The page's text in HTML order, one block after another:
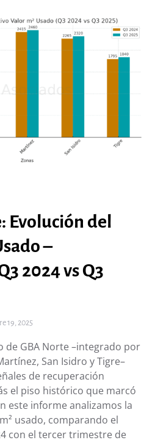
del
–
2024 vs Q3
19, 2025
GBA Norte –integrado por
San Isidro y Tigre–
de recuperación
el piso histórico que marcó
este informe analizamos la
usado, comparando el
con el tercer trimestre de